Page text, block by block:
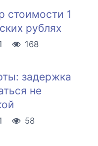
стоимости 1
рублях
168
задержка
не
58